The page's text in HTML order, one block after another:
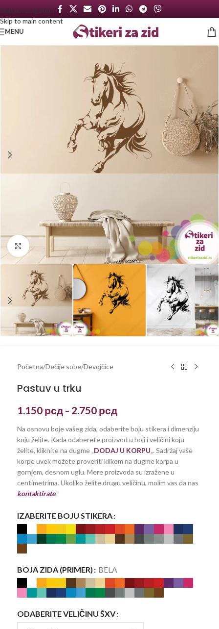
Skip to navigation
Skip to main content
MENU
Kliknite za uvećanje
Početna/Dečije sobe/Devojčice
Pastuv u trku
1.150 рсд – 2.750 рсд
Na osnovu boje vašeg zida, odaberite boju stikera i dimenziju
koju želite. Kada odaberete proizvod u boji i veličini koju
želite, kliknite na dugme „DODAJ U KORPU„. Sadržaj vaše
korpe uvek možete proveriti klikom na dugme korpa u
gornjem, desnom uglu. Mere proizvoda su izražene u
centimetrima. Ukoliko želite drugu veličinu, molim vas da nas
kontaktirate.
IZABERITE BOJU STIKERA
BOJA ZIDA (PRIMER) BELA
ODABERITE VELIČINU ŠXV